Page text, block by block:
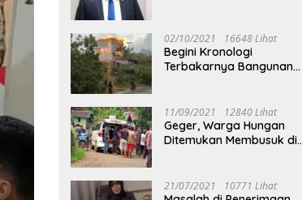
02/10/2021 16648 Lihat
Begini Kronologi
Terbakarnya Bangunan
11/09/2021 12840 Lihat
Geger, Warga Hungan
Ditemukan Membusuk di
21/07/2021 10771 Lihat